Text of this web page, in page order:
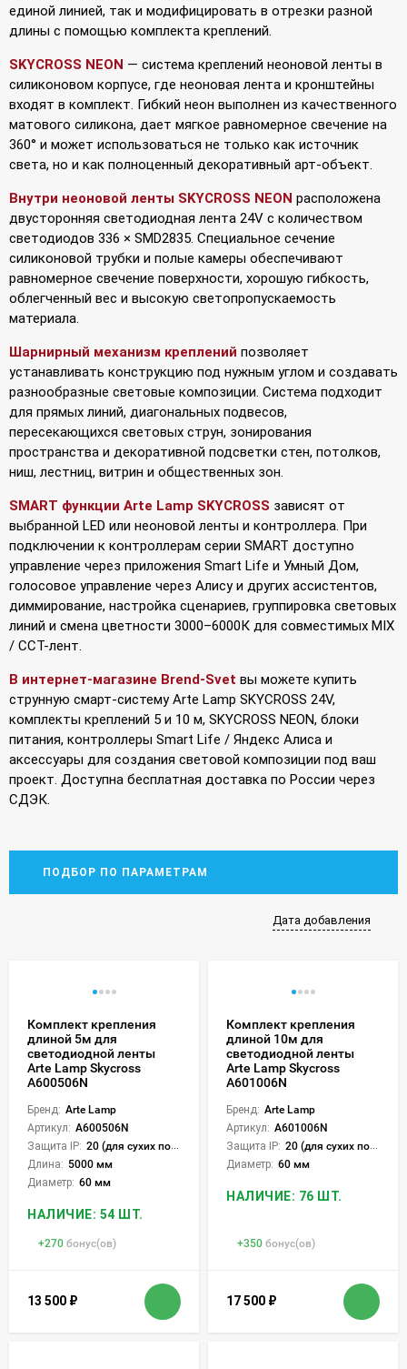
единой линией, так и модифицировать в отрезки разной
длины с помощью комплекта креплений.
SKYCROSS NEON — система креплений неоновой ленты в
силиконовом корпусе, где неоновая лента и кронштейны
входят в комплект. Гибкий неон выполнен из качественного
матового силикона, дает мягкое равномерное свечение на
360° и может использоваться не только как источник
света, но и как полноценный декоративный арт-объект.
Внутри неоновой ленты SKYCROSS NEON расположена
двусторонняя светодиодная лента 24V с количеством
светодиодов 336 × SMD2835. Специальное сечение
силиконовой трубки и полые камеры обеспечивают
равномерное свечение поверхности, хорошую гибкость,
облегченный вес и высокую светопропускаемость
материала.
Шарнирный механизм креплений позволяет
устанавливать конструкцию под нужным углом и создавать
разнообразные световые композиции. Система подходит
для прямых линий, диагональных подвесов,
пересекающихся световых струн, зонирования
пространства и декоративной подсветки стен, потолков,
ниш, лестниц, витрин и общественных зон.
SMART функции Arte Lamp SKYCROSS зависят от
выбранной LED или неоновой ленты и контроллера. При
подключении к контроллерам серии SMART доступно
управление через приложения Smart Life и Умный Дом,
голосовое управление через Алису и других ассистентов,
диммирование, настройка сценариев, группировка световых
линий и смена цветности 3000–6000К для совместимых MIX
/ CCT-лент.
В интернет-магазине Brend-Svet вы можете купить
струнную смарт-систему Arte Lamp SKYCROSS 24V,
комплекты креплений 5 и 10 м, SKYCROSS NEON, блоки
питания, контроллеры Smart Life / Яндекс Алиса и
аксессуары для создания световой композиции под ваш
проект. Доступна бесплатная доставка по России через
СДЭК.
ПОДБОР ПО ПАРАМЕТРАМ
Дата добавления
Комплект крепления
длиной 5м для
светодиодной ленты
Arte Lamp Skycross
A600506N
Бренд: Arte Lamp
Артикул: A600506N
Защита IP: 20 (для сухих пом.)
Длина: 5000 мм
Диаметр: 60 мм
НАЛИЧИЕ: 54 ШТ.
+270 бонус(ов)
13 500 ₽
Комплект крепления
длиной 10м для
светодиодной ленты
Arte Lamp Skycross
A601006N
Бренд: Arte Lamp
Артикул: A601006N
Защита IP: 20 (для сухих пом.)
Диаметр: 60 мм
НАЛИЧИЕ: 76 ШТ.
+350 бонус(ов)
17 500 ₽